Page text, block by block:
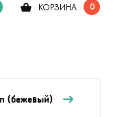
КОРЗИНА 0
(бежевый)